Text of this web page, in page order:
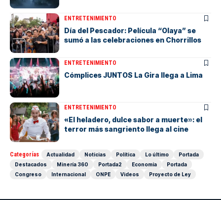
ENTRETENIMIENTO
Día del Pescador: Película “Olaya” se
sumó a las celebraciones en Chorrillos
ENTRETENIMIENTO
Cómplices JUNTOS La Gira llega a Lima
ENTRETENIMIENTO
«El heladero, dulce sabor a muerte»: el
terror más sangriento llega al cine
Categorías Actualidad Noticias Política Lo último
Portada
Destacados
Minería 360 Portada2 Economía
Portada
Congreso
Internacional ONPE Videos Proyecto de Ley